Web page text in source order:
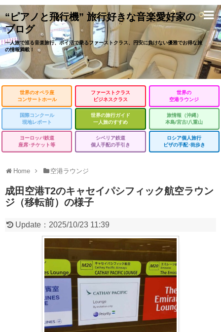
“ピアノと飛行機” 旅行好きな音楽愛好家の
ブログ
一人旅で巡る音楽旅行、ポイ活で乗るファーストクラス、円安に負けない優雅でお得な旅
の情報満載！
世界のオペラ座
コンサートホール
ファーストクラス
ビジネスクラス
世界の
空港ラウンジ
国際コンクール
現地レポート
世界の旅行ガイド
一人旅のすすめ
旅情報（沖縄）
本島/宮古/八重山
ヨーロッパ鉄道
座席･チケット等
シベリア鉄道
個人手配の手引き
ロシア個人旅行
ビザの手配･街歩き
Home 空港ラウンジ
成田空港T2のキャセイパシフィック航空ラウン
ジ（移転前）の様子
Update： 2025/10/23 11:39